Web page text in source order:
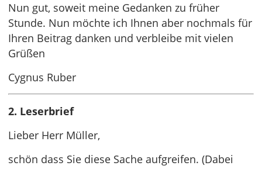
Nun gut, soweit meine Gedanken zu früher
Stunde. Nun möchte ich Ihnen aber nochmals für
Ihren Beitrag danken und verbleibe mit vielen
Grüßen
Cygnus Ruber
2. Leserbrief
Lieber Herr Müller,
schön dass Sie diese Sache aufgreifen. (Dabei